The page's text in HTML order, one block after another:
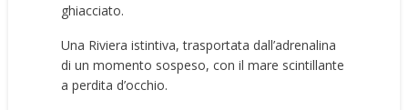
ghiacciato.
Una Riviera istintiva, trasportata dall’adrenalina
di un momento sospeso, con il mare scintillante
a perdita d’occhio.